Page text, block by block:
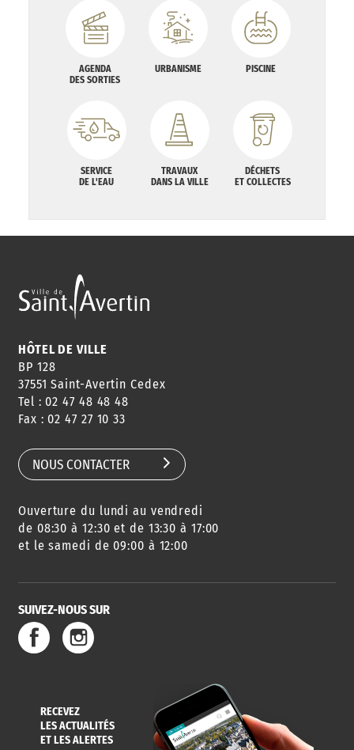
AGENDA
DES SORTIES
URBANISME PISCINE
SERVICE
DE L'EAU
TRAVAUX
DANS LA VILLE
DÉCHETS
ET COLLECTES
HÔTEL DE VILLE
BP 128
37551 Saint-Avertin Cedex
Tel : 02 47 48 48 48
Fax : 02 47 27 10 33
NOUS CONTACTER
Ouverture du lundi au vendredi
de 08:30 à 12:30 et de 13:30 à 17:00
et le samedi de 09:00 à 12:00
SUIVEZ-NOUS SUR
RECEVEZ
LES ACTUALITÉS
ET LES ALERTES